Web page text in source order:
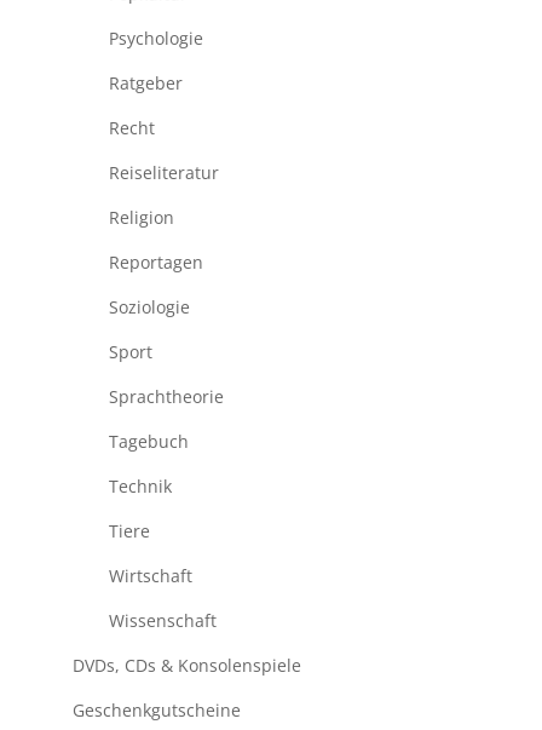
Psychologie
Ratgeber
Recht
Reiseliteratur
Religion
Reportagen
Soziologie
Sport
Sprachtheorie
Tagebuch
Technik
Tiere
Wirtschaft
Wissenschaft
DVDs, CDs & Konsolenspiele
Geschenkgutscheine